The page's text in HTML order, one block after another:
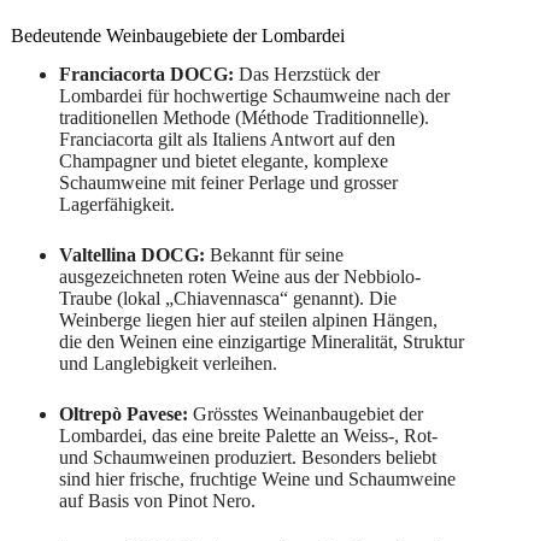
Bedeutende Weinbaugebiete der Lombardei
Franciacorta DOCG: Das Herzstück der
Lombardei für hochwertige Schaumweine nach der
traditionellen Methode (Méthode Traditionnelle).
Franciacorta gilt als Italiens Antwort auf den
Champagner und bietet elegante, komplexe
Schaumweine mit feiner Perlage und grosser
Lagerfähigkeit.
Valtellina DOCG: Bekannt für seine
ausgezeichneten roten Weine aus der Nebbiolo-
Traube (lokal „Chiavennasca“ genannt). Die
Weinberge liegen hier auf steilen alpinen Hängen,
die den Weinen eine einzigartige Mineralität, Struktur
und Langlebigkeit verleihen.
Oltrepò Pavese: Grösstes Weinanbaugebiet der
Lombardei, das eine breite Palette an Weiss-, Rot-
und Schaumweinen produziert. Besonders beliebt
sind hier frische, fruchtige Weine und Schaumweine
auf Basis von Pinot Nero.